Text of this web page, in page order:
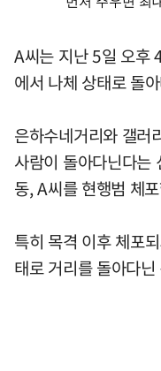
A씨는 지난 5일 오후
에서 나체 상태로 돌
은하수네거리와 갤러
사람이 돌아다닌다는
동, A씨를 현행범 체
특히 목격 이후 체포
태로 거리를 돌아다